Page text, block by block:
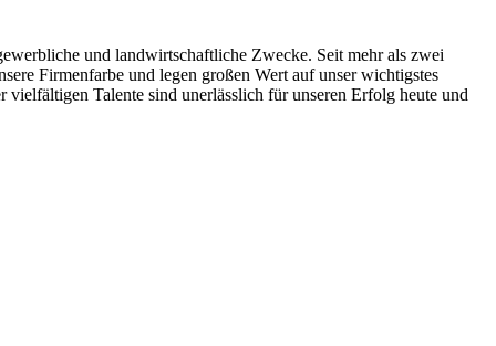
und landwirtschaftliche Zwecke. Seit mehr als zwei
Firmenfarbe und legen großen Wert auf unser wichtigstes
Talente sind unerlässlich für unseren Erfolg heute und